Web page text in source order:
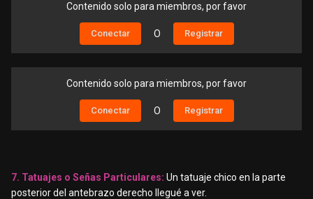
Contenido solo para miembros, por favor
Conectar O Registrar
Contenido solo para miembros, por favor
Conectar O Registrar
7. Tatuajes o Señas Particulares: Un tatuaje chico en la parte
posterior del antebrazo derecho llegué a ver.